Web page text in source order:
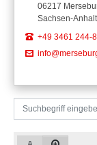
06217
Sachsen-Anhalt
+49 3461 244-